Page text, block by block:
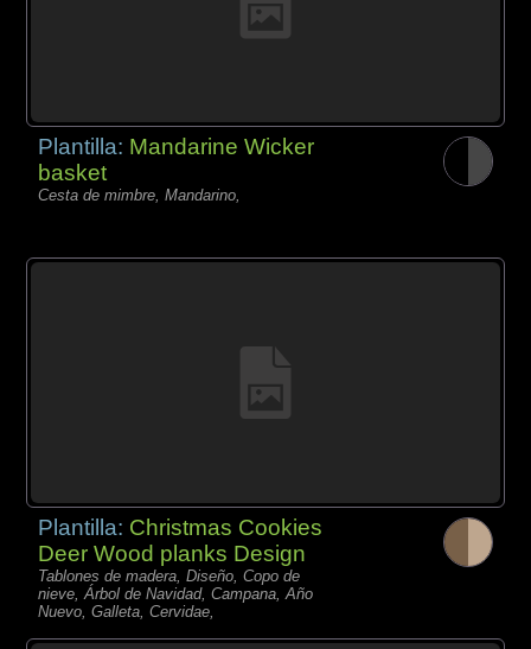
Plantilla: Mandarine Wicker
basket
Cesta de mimbre, Mandarino,
Plantilla: Christmas Cookies
Deer Wood planks Design
Tablones de madera, Diseño, Copo de
nieve, Árbol de Navidad, Campana, Año
Nuevo, Galleta, Cervidae,